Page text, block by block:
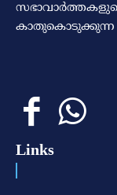
Links